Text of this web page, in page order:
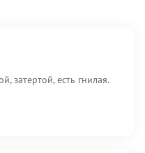
затертой, есть гнилая.